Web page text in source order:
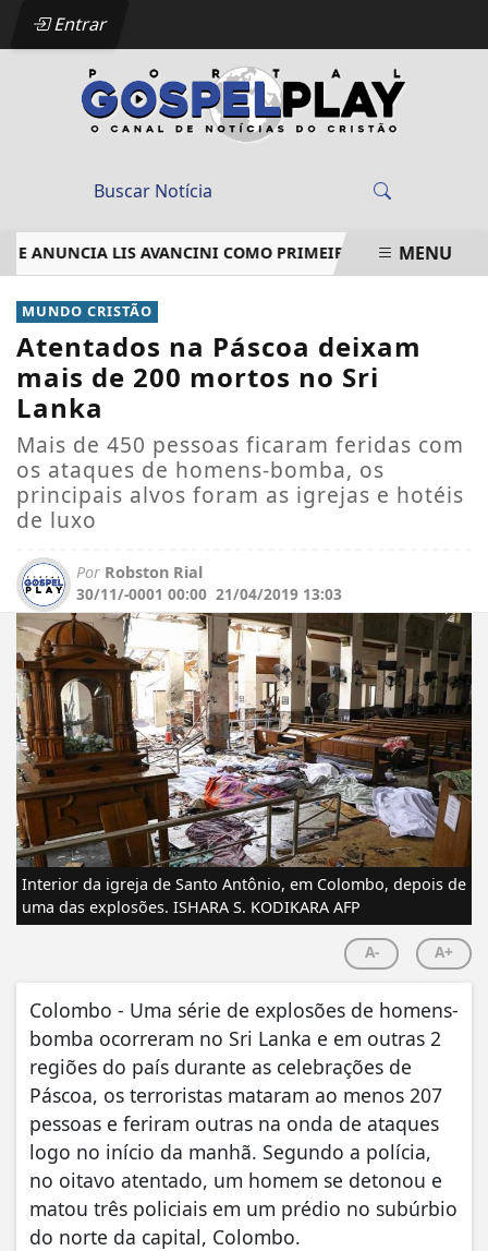
Entrar
ANUNCIA LIS AVANCINI COMO PRIMEIRA ARTISTA
EM ALTA
MENU
MUNDO CRISTÃO
Atentados na Páscoa deixam
mais de 200 mortos no Sri
Lanka
Mais de 450 pessoas ficaram feridas com
os ataques de homens-bomba, os
principais alvos foram as igrejas e hotéis
de luxo
Por Robston Rial
30/11/-0001 00:00 21/04/2019 13:03
Interior da igreja de Santo Antônio, em Colombo, depois de
uma das explosões. ISHARA S. KODIKARA AFP
A- A+
Colombo - Uma série de explosões de homens-
bomba ocorreram no Sri Lanka e em outras 2
regiões do país durante as celebrações de
Páscoa, os terroristas mataram ao menos 207
pessoas e feriram outras na onda de ataques
logo no início da manhã. Segundo a polícia,
no oitavo atentado, um homem se detonou e
matou três policiais em um prédio no subúrbio
do norte da capital, Colombo.